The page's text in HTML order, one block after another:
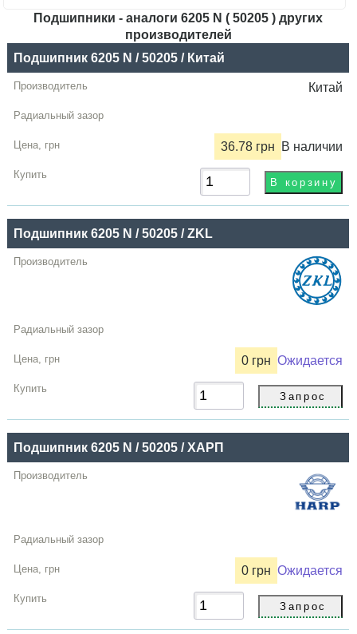
Подшипники - аналоги 6205 N ( 50205 ) других
производителей
Название
Производитель
Радиальный
грн
Купить
Подшипник 6205 N / 50205 / Китай
Китай
36.78 грн В наличии
Подшипник 6205 N / 50205 / ZKL
0 грн Ожидается
Подшипник 6205 N / 50205 / ХАРП
0 грн Ожидается